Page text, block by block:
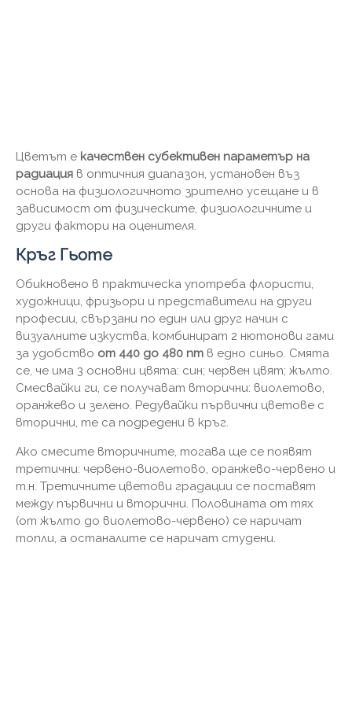
Цветът е качествен субективен параметър на
радиация в оптичния диапазон, установен въз
основа на физиологичното зрително усещане и в
зависимост от физическите, физиологичните и
други фактори на оценителя.
Кръг Гьоте
Обикновено в практическа употреба флористи,
художници, фризьори и представители на други
професии, свързани по един или друг начин с
визуалните изкуства, комбинират 2 нютонови гами
за удобство от 440 до 480 nm в едно синьо. Смята
се, че има 3 основни цвята: син; червен цвят; жълто.
Смесвайки ги, се получават вторични: виолетово,
оранжево и зелено. Редувайки първични цветове с
вторични, те са подредени в кръг.
Ако смесите вторичните, тогава ще се появят
третични: червено-виолетово, оранжево-червено и
т.н. Третичните цветови градации се поставят
между първични и вторични. Половината от тях
(от жълто до виолетово-червено) се наричат ​​
топли, а останалите се наричат ​​студени.